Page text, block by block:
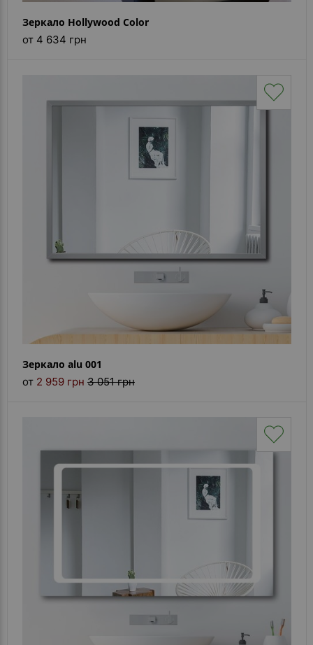
Зеркало Hollywood Color
от 4 634 грн
Зеркало alu 001
от 2 959 грн 3 051 грн